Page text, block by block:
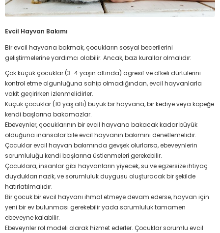
Evcil Hayvan Bakımı
Bir evcil hayvana bakmak, çocukların sosyal becerilerini
geliştirmelerine yardımcı olabilir. Ancak, bazı kurallar olmalıdır:
Çok küçük çocuklar (3-4 yaşın altında) agresif ve öfkeli dürtülerini
kontrol etme olgunluğuna sahip olmadığından, evcil hayvanlarla
vakit geçirirken izlenmelidirler.
Küçük çocuklar (10 yaş altı) büyük bir hayvana, bir kediye veya köpeğe
kendi başlarına bakamazlar.
Ebeveynler, çocuklarının bir evcil hayvana bakacak kadar büyük
olduğuna inansalar bile evcil hayvanın bakımını denetlemelidir.
Çocuklar evcil hayvan bakımında gevşek olurlarsa, ebeveynlerin
sorumluluğu kendi başlarına üstlenmeleri gerekebilir.
Çocuklara, insanlar gibi hayvanların yiyecek, su ve egzersize ihtiyaç
duydukları nazik, ve sorumluluk duygusu oluşturacak bir şekilde
hatırlatılmalıdır.
Bir çocuk bir evcil hayvanı ihmal etmeye devam ederse, hayvan için
yeni bir ev bulunması gerekebilir yada sorumluluk tamamen
ebeveyne kalabilir.
Ebeveynler rol modeli olarak hizmet ederler. Çocuklar sorumlu evcil